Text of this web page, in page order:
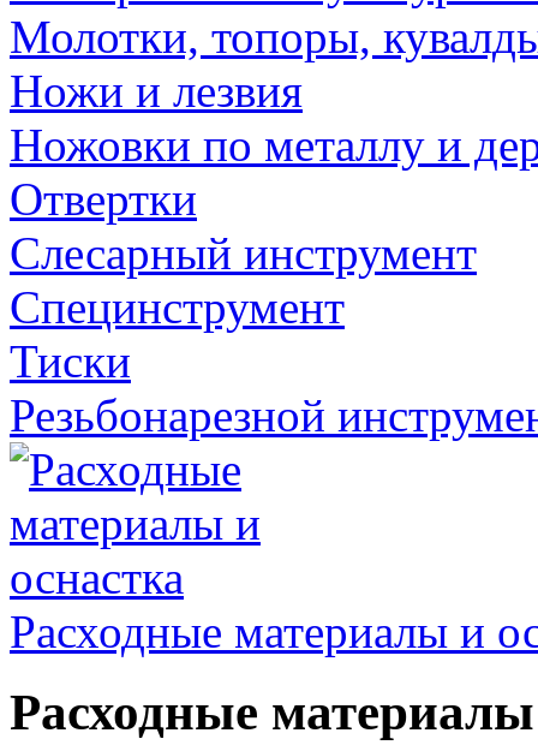
Молотки, топоры,
Ножи и лезвия
Ножовки по металлу и
Отвертки
Слесарный инструмент
Специнструмент
Тиски
Резьбонарезной
Расходные материалы и
Расходные